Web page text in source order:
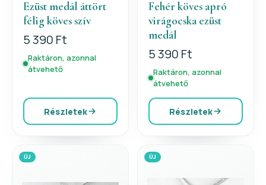
Ezüst medál áttört
félig köves szív
5 390 Ft
Raktáron, azonnal
átvehető
Részletek
Fehér köves apró
virágocska ezüst
medál
5 390 Ft
Raktáron, azonnal
átvehető
Részletek
ÚJ ÚJ